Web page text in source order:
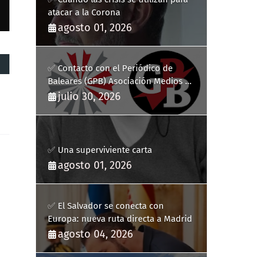
atacar a la Corona
agosto 01, 2026
✅ Contacto con el Periódico de
Baleares (GPB) Asociación Medios de
Comunicación Digitales
julio 30, 2026
✅ Una superviviente carta
agosto 01, 2026
✅ El Salvador se conecta con
Europa: nueva ruta directa a Madrid
agosto 04, 2026